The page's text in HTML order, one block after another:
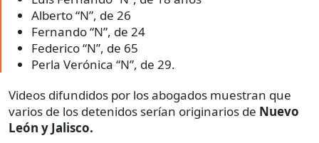
Alberto “N”, de 26
Fernando “N”, de 24
Federico “N”, de 65
Perla Verónica “N”, de 29.
Videos difundidos por los abogados muestran que
varios de los detenidos serían originarios de Nuevo
León y Jalisco.